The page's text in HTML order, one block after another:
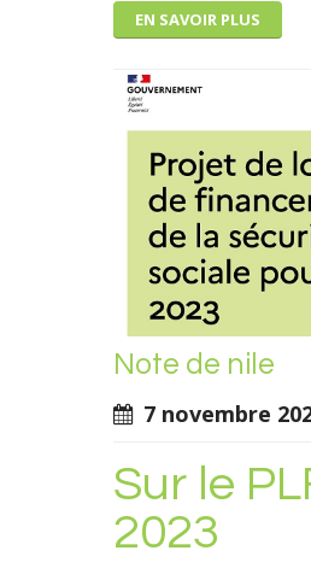
EN SAVOIR PLUS
Note de nile
7 novembre
Sur le
2023